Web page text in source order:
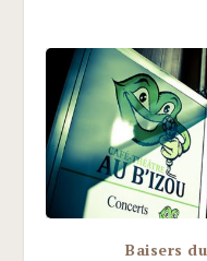
Baisers